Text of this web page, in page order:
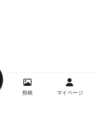
投稿 マイページ